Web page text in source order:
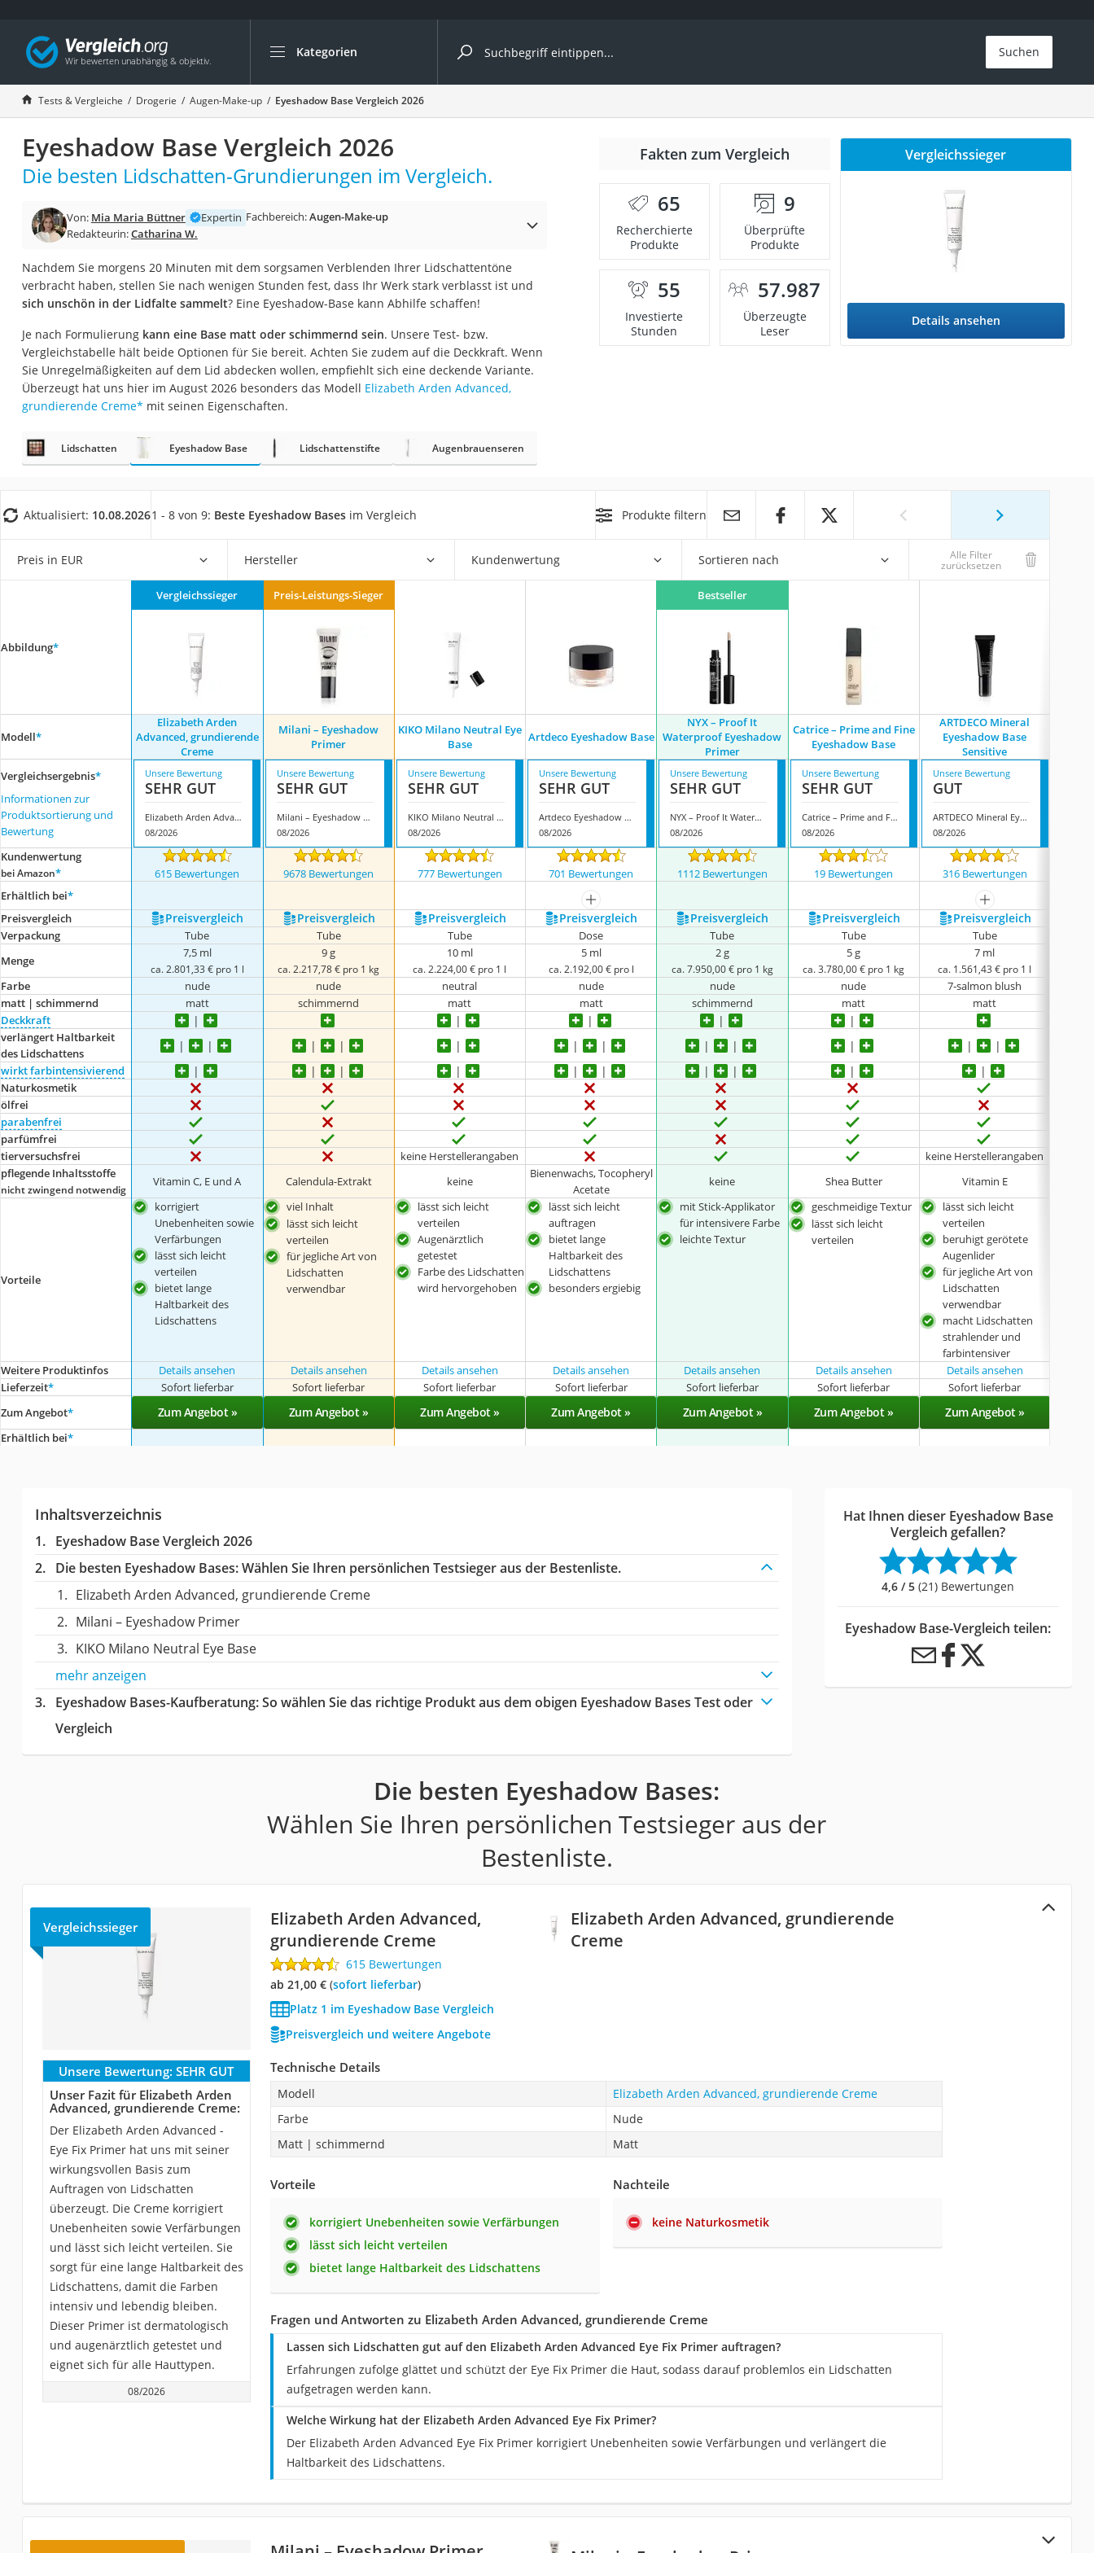
Kategorien
Die beliebtesten Vergleiche nach Kategorie
Drogerie
Inhalator
Haarschneider
Rollator
Braun Rasierer
Katzenklappe (Chip)
Masturbator
Massagepistole
Reisehaartrockner
Eiweißpulver
Magnesiumpräparat
Nackenmassagegerät
leichter Haartrockner
Schildkrötenhaus
Mineralfutter Pferd
Massagegerät
Suchen
Tests & Vergleiche Drogerie Augen-Make-up Eyeshadow Base Vergleich 2026
Eyeshadow Base Vergleich 2026
Die besten Lidschatten-Grundierungen im Vergleich.
Von: Mia Maria Büttner Expertin Fachbereich:Augen-Make-up
Redakteurin:Catharina W.
Nachdem Sie morgens 20 Minuten mit dem sorgsamen Verblenden Ihrer Lidschattentöne
verbracht haben, stellen Sie nach wenigen Stunden fest, dass Ihr Werk stark verblasst ist und
sich unschön in der Lidfalte sammelt? Eine Eyeshadow-Base kann Abhilfe schaffen!
Je nach Formulierung kann eine Base matt oder schimmernd sein. Unsere Test- bzw.
Vergleichstabelle hält beide Optionen für Sie bereit. Achten Sie zudem auf die Deckkraft. Wenn
Sie Unregelmäßigkeiten auf dem Lid abdecken wollen, empfiehlt sich eine deckende Variante.
Überzeugt hat uns hier im August 2026 besonders das Modell Elizabeth Arden Advanced,
grundierende Creme* mit seinen Eigenschaften.
Fakten zum Vergleich
65
Recherchierte
Produkte
9
Überprüfte
Produkte
55
Investierte
Stunden
57.987
Überzeugte
Leser
Vergleichssieger
Details ansehen
Lidschatten Eyeshadow Base Lidschattenstifte Augenbrauenseren
Aktualisiert: 10.08.20261 - 8 von 9: Beste Eyeshadow Bases im Vergleich Produkte filtern
Preis in EUR Hersteller Kundenwertung Sortieren nach Alle Filter
zurücksetzen
Abbildung*
Vergleichssieger Preis-Leistungs-Sieger Bestseller
Modell*
Elizabeth Arden
Advanced, grundierende
Creme
Milani – Eyeshadow
Primer
KIKO Milano Neutral Eye
Base
Artdeco Eyeshadow Base
NYX – Proof It
Waterproof Eyeshadow
Primer
Catrice – Prime and Fine
Eyeshadow Base
ARTDECO Mineral
Eyeshadow Base
Sensitive
Vergleichsergebnis*
Informationen zur
Produktsortierung und
Bewertung
Unsere Bewertung
SEHR GUT
Elizabeth Arden Advanced, grundierende Creme
08/2026
Unsere Bewertung
SEHR GUT
Milani – Eyeshadow Primer
08/2026
Unsere Bewertung
SEHR GUT
KIKO Milano Neutral Eye Base
08/2026
Unsere Bewertung
SEHR GUT
Artdeco Eyeshadow Base
08/2026
Unsere Bewertung
SEHR GUT
NYX – Proof It Waterproof Eyeshadow Primer
08/2026
Unsere Bewertung
SEHR GUT
Catrice – Prime and Fine Eyeshadow Base
08/2026
Unsere Bewertung
GUT
ARTDECO Mineral Eyeshadow Base Sensitive
08/2026
Kundenwertung
bei Amazon* 615 Bewertungen 9678 Bewertungen 777 Bewertungen 701 Bewertungen 1112 Bewertungen 19 Bewertungen 316 Bewertungen
Erhältlich bei*
mehr anzeigen
mehr anzeigen
Preis­vergleich
Preis­vergleich Preis­vergleich Preis­vergleich Preis­vergleich Preis­vergleich Preis­vergleich Preis­vergleich
Verpackung Tube Tube Tube Dose Tube Tube
Tube
Menge
7,5 ml
ca. 2.801,33 € pro 1 l
9 g
ca. 2.217,78 € pro 1 kg
10 ml
ca. 2.224,00 € pro 1 l
5 ml
ca. 2.192,00 € pro l
2 g
ca. 7.950,00 € pro 1 kg
5 g
ca. 3.780,00 € pro 1 kg
7 ml
ca. 1.561,43 € pro 1 l
Farbe nude nude neutral nude nude nude 7-salmon blush
matt | schimmernd
matt schimmernd matt matt schimmernd matt
matt
Deckkraft
verlängert Haltbarkeit
des Lidschattens
wirkt farbintensivierend
Naturkosmetik
ölfrei
parabenfrei
parfümfrei
tierversuchsfrei
keine Herstellerangaben
keine Herstellerangaben
pflegende Inhaltsstoffe
nicht zwingend notwendig
Vitamin C, E und A Calendula-Extrakt keine
Bienenwachs, Tocopheryl
Acetate
keine Shea Butter Vitamin E
Vorteile
korrigiert
Unebenheiten sowie
Verfärbungen
lässt sich leicht
verteilen
bietet lange
Haltbarkeit des
Lidschattens
viel Inhalt
lässt sich leicht
verteilen
für jegliche Art von
Lidschatten
verwendbar
lässt sich leicht
verteilen
Augenärztlich
getestet
Farbe des Lidschatten
wird hervorgehoben
lässt sich leicht
auftragen
bietet lange
Haltbarkeit des
Lidschattens
besonders ergiebig
mit Stick-Applikator
für intensivere Farbe
leichte Textur
geschmeidige Textur
lässt sich leicht
verteilen
lässt sich leicht
verteilen
beruhigt gerötete
Augenlider
für jegliche Art von
Lidschatten
verwendbar
macht Lidschatten
strahlender und
farbintensiver
Weitere Produktinfos Details ansehen Details ansehen Details ansehen Details ansehen Details ansehen Details ansehen
Details ansehen
Lieferzeit* Sofort lieferbar Sofort lieferbar Sofort lieferbar Sofort lieferbar Sofort lieferbar Sofort lieferbar Sofort lieferbar
Zum Angebot* Zum Angebot » Zum Angebot » Zum Angebot » Zum Angebot » Zum Angebot » Zum Angebot » Zum Angebot »
Erhältlich bei*
Inhaltsverzeichnis
Eyeshadow Base Vergleich 2026
Die besten Eyeshadow Bases:Wählen Sie Ihren persönlichen Testsieger aus der Bestenliste.
Elizabeth Arden Advanced, grundierende Creme
Milani – Eyeshadow Primer
KIKO Milano Neutral Eye Base
mehr anzeigen
Eyeshadow Bases-Kaufberatung: So wählen Sie das richtige Produkt aus dem obigen Eyeshadow Bases Test oder
Vergleich
Hat Ihnen dieser Eyeshadow Base
Vergleich gefallen?
4,6 / 5 (21) Bewertungen
Eyeshadow Base-Vergleich teilen:
Die besten Eyeshadow Bases:
Wählen Sie Ihren persönlichen Testsieger aus der
Bestenliste.
Elizabeth Arden Advanced, grundierende
Creme
Vergleichssieger
Elizabeth Arden Advanced,
grundierende Creme
615 Bewertungen
ab 21,00 €( Sofort lieferbar)
Platz 1 im Eyeshadow Base Vergleich
Preisvergleich und weitere Angebote
Unsere Bewertung: SEHR GUT
Unser Fazit für Elizabeth Arden
Advanced, grundierende Creme:
Der Elizabeth Arden Advanced -
Eye Fix Primer hat uns mit seiner
wirkungsvollen Basis zum
Auftragen von Lidschatten
überzeugt. Die Creme korrigiert
Unebenheiten sowie Verfärbungen
und lässt sich leicht verteilen. Sie
sorgt für eine lange Haltbarkeit des
Lidschattens, damit die Farben
intensiv und lebendig bleiben.
Dieser Primer ist dermatologisch
und augenärztlich getestet und
eignet sich für alle Hauttypen.
08/2026
Technische Details
Modell
Elizabeth Arden Advanced, grundierende Creme
Farbe
Nude
Matt | schimmernd
Matt
Vorteile
korrigiert Unebenheiten sowie Verfärbungen
lässt sich leicht verteilen
bietet lange Haltbarkeit des Lidschattens
Nachteile
keine Naturkosmetik
Fragen und Antworten zu Elizabeth Arden Advanced, grundierende Creme
Lassen sich Lidschatten gut auf den Elizabeth Arden Advanced Eye Fix Primer auftragen?
Erfahrungen zufolge glättet und schützt der Eye Fix Primer die Haut, sodass darauf problemlos ein Lidschatten
aufgetragen werden kann.
Welche Wirkung hat der Elizabeth Arden Advanced Eye Fix Primer?
Der Elizabeth Arden Advanced Eye Fix Primer korrigiert Unebenheiten sowie Verfärbungen und verlängert die
Haltbarkeit des Lidschattens.